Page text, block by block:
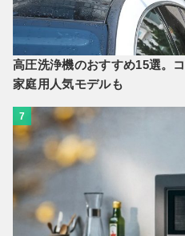
高圧洗浄機のおすすめ15選。
家庭用人気モデルも
7